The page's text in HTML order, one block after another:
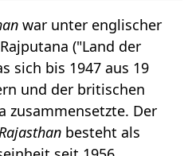
war unter englischer
("Land der
sich bis 1947 aus 19
und der britischen
zusammensetzte. Der
besteht als